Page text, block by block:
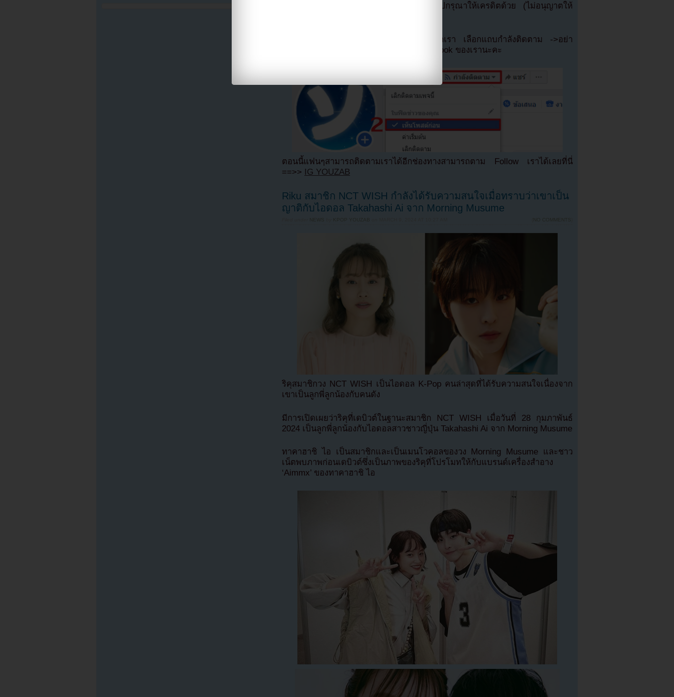
หากนำออกไปกรุณาให้เครดิตด้วย (ไม่อนุญาตให้
หากไม่ต้องการพลาดข่าวสารอย่างรวดเร็วจากเรา เลือกแถบกำลังติดตาม ->อย่า
เลือกเห็นโพสต์ก่อนของเพจ Facebook ของเรานะคะ
ตอนนี้แฟนๆสามารถติดตามเราได้อีกช่องทางสามารถตาม Follow เราได้เลยที่นี่
==>> IG YOUZAB
Riku สมาชิก NCT WISH กำลังได้รับความสนใจเมื่อทราบว่าเขาเป็น
ญาติกับไอดอล Takahashi Ai จาก Morning Musume
NEWS KPOP YOUZAB NO COMMENTS
ริคุสมาชิกวง NCT WISH เป็นไอดอล K-Pop คนล่าสุดที่ได้รับความสนใจเนื่องจาก
เขาเป็นลูกพี่ลูกน้องกับคนดัง
มีการเปิดเผยว่าริคุที่เดบิวต์ในฐานะสมาชิก NCT WISH เมื่อวันที่ 28 กุมภาพันธ์
2024 เป็นลูกพี่ลูกน้องกับไอดอลสาวชาวญี่ปุ่น Takahashi Ai จาก Morning Musume
ทาคาฮาชิ ไอ เป็นสมาชิกและเป็นเมนโวคอลของวง Morning Musume และชาว
เน็ตพบภาพก่อนเดบิวต์ซึ่งเป็นภาพของริคุที่โปรโมทให้กับแบรนด์เครื่องสำอาง
‘Aimmx’ ของทาคาฮาชิ ไอ